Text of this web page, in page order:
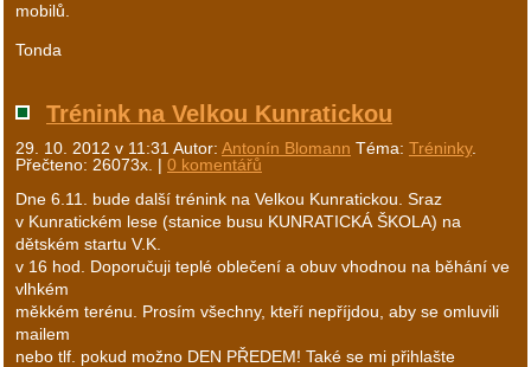
mobilů.
Tonda
Trénink na Velkou Kunratickou
29. 10. 2012 v 11:31 Autor: Antonín Blomann Téma: Tréninky.
Přečteno: 26073x. | 0 komentářů
Dne 6.11. bude další trénink na Velkou Kunratickou. Sraz
v Kunratickém lese (stanice busu KUNRATICKÁ ŠKOLA) na
dětském startu V.K.
v 16 hod. Doporučuji teplé oblečení a obuv vhodnou na běhání ve
vlhkém
měkkém terénu. Prosím všechny, kteří nepříjdou, aby se omluvili
mailem
nebo tlf. pokud možno DEN PŘEDEM! Také se mi přihlašte